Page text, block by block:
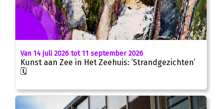
Van 14 juli 2026 tot 11 september 2026
Kunst aan Zee in Het Zeehuis: ’Strandgezichten’
🗓